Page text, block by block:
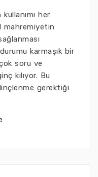
her
mahremiyetin
karmaşık bir
soru ve
kılıyor. Bu
gerektiği